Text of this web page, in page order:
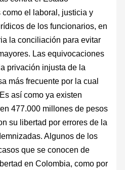
el laboral, justicia y
de los funcionarios, en
la conciliación para evitar
Las equivocaciones
privación injusta de la
más frecuente por la cual
así como ya existen
477.000 millones de pesos
su libertad por errores de la
Algunos de los
que se conocen de
en Colombia, como por